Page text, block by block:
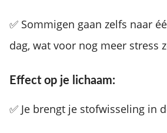
✅ Sommigen gaan zelfs naar
dag, wat voor nog meer stress
Effect op je lichaam:
✅ Je brengt je stofwisseling in